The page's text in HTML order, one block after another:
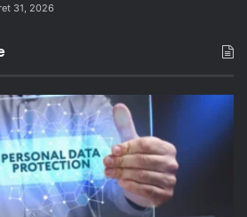
31, 2026